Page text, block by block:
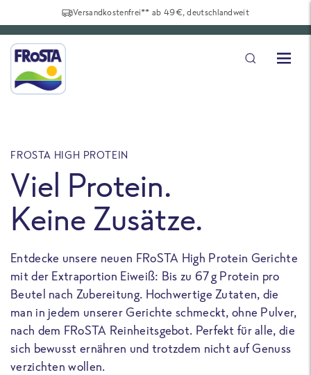
Versandkostenfrei** ab 49€, deutschlandweit
FROSTA HIGH PROTEIN
Viel Protein.
Keine Zusätze.
Entdecke unsere neuen FRoSTA High Protein Gerichte
mit der Extraportion Eiweiß: Bis zu 67 g Protein pro
Beutel nach Zubereitung. Hochwertige Zutaten, die
man in jedem unserer Gerichte schmeckt, ohne Pulver,
nach dem FRoSTA Reinheitsgebot. Perfekt für alle, die
sich bewusst ernähren und trotzdem nicht auf Genuss
verzichten wollen.